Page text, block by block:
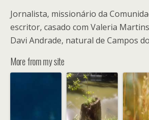
Jornalista, missionário da
escritor, casado com Valeria
Davi Andrade, natural de Campos
More from my site